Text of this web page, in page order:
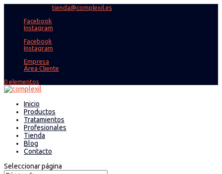
+34 938 717 289 tienda@complexil.es
Facebook
Instagram
Facebook
Instagram
Empresa
Área Cliente
0 elementos
Inicio
Productos
Tratamientos
Profesionales
Tienda
Blog
Contacto
Seleccionar página